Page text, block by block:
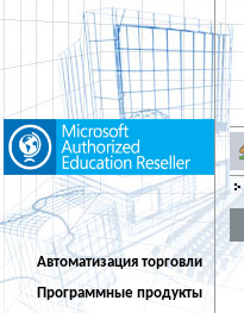
Автоматизация торговли
Программные продукты